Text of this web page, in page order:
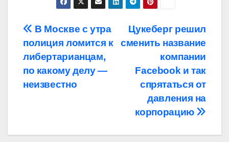
Навигация
по
записям
Цукеберг решил
сменить название
компании
Facebook и так
спрятаться от
давления на
корпорацию
В Москве с утра
полиция ломится к
либертарианцам,
по какому делу —
неизвестно